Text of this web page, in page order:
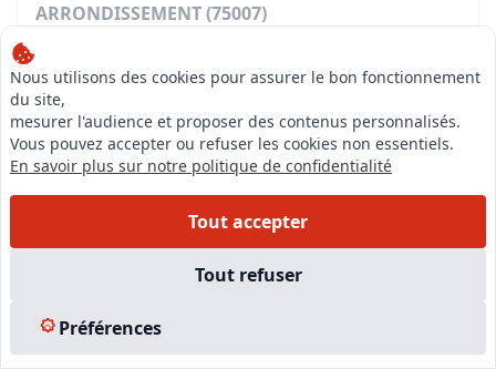
ARRONDISSEMENT (75007)
Expert
Compétences
Expert de justice près la cour d'appel
d'habitations
Expert immobilier valeur vénale biens commerciaux
Nous utilisons des cookies pour assurer le bon fonctionnement
du site,
mesurer l'audience et proposer des contenus personnalisés.
Vous pouvez accepter ou refuser les cookies non essentiels.
En savoir plus sur notre politique de confidentialité
Tout accepter
Tout refuser
Préférences